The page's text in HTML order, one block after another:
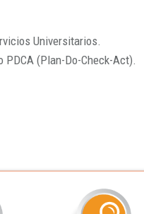
Universitarios.
(Plan-Do-Check-Act).